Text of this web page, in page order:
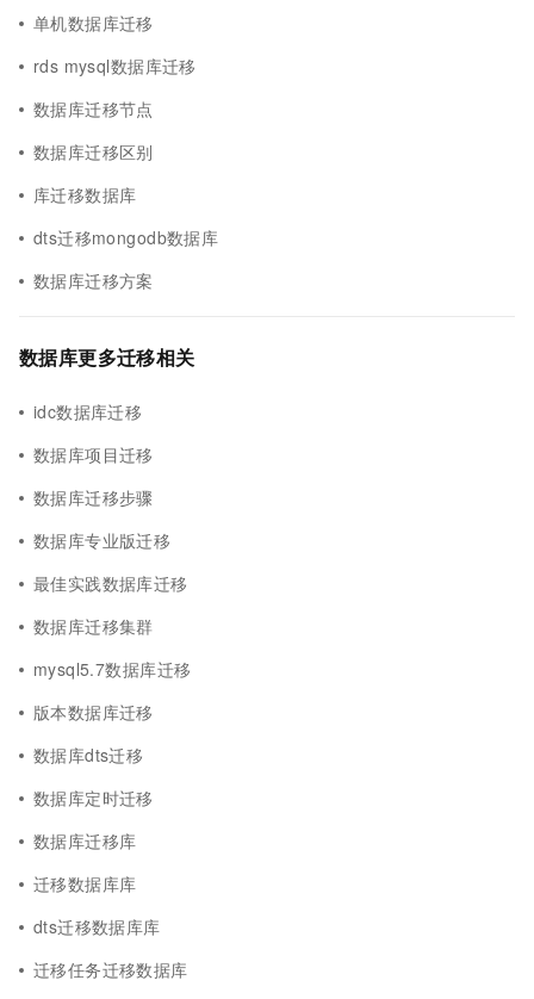
单机数据库迁移
rds mysql数据库迁移
数据库迁移节点
数据库迁移区别
库迁移数据库
dts迁移mongodb数据库
数据库迁移方案
数据库更多迁移相关
idc数据库迁移
数据库项目迁移
数据库迁移步骤
数据库专业版迁移
最佳实践数据库迁移
数据库迁移集群
mysql5.7数据库迁移
版本数据库迁移
数据库dts迁移
数据库定时迁移
数据库迁移库
迁移数据库库
dts迁移数据库库
迁移任务迁移数据库